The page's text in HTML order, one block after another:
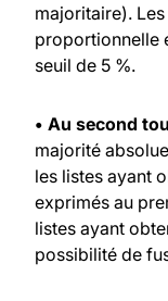
majoritaire).
proportionnelle
seuil de 5 %.
• Au second
majorité
les listes ayant
exprimés au
listes ayant
possibilité de